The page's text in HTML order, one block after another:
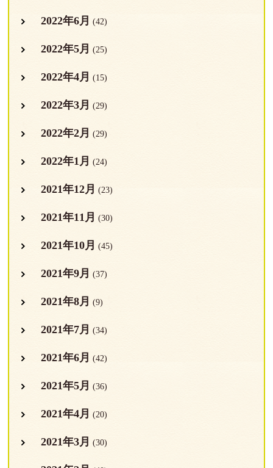
2022年6月 (42)
2022年5月 (25)
2022年4月 (15)
2022年3月 (29)
2022年2月 (29)
2022年1月 (24)
2021年12月 (23)
2021年11月 (30)
2021年10月 (45)
2021年9月 (37)
2021年8月 (9)
2021年7月 (34)
2021年6月 (42)
2021年5月 (36)
2021年4月 (20)
2021年3月 (30)